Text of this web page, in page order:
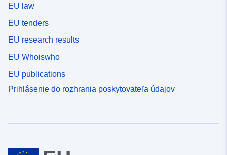
EU law
EU tenders
EU research results
EU Whoiswho
EU publications
Prihlásenie do rozhrania poskytovateľa údajov